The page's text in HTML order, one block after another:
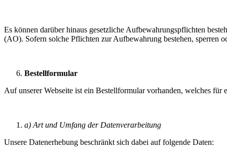
Es können darüber hinaus gesetzliche Aufbewahrungspflichten
(AO). Sofern solche Pflichten zur Aufbewahrung bestehen, sperren
Bestellformular
Auf unserer Webseite ist ein Bestellformular vorhanden, welches für
a) Art und Umfang der Datenverarbeitung
Unsere Datenerhebung beschränkt sich dabei auf folgende Daten: